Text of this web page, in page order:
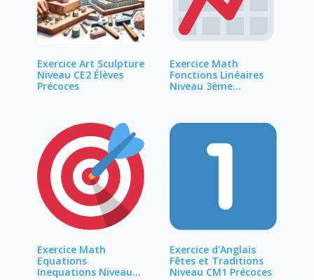
Exercice Art Sculpture
Niveau CE2 Élèves
Précoces
Exercice Math
Fonctions Linéaires
Niveau 3ème
Exercice Math
Equations
Inequations Niveau
Exercice d'Anglais
Fêtes et Traditions
Niveau CM1 Précoces